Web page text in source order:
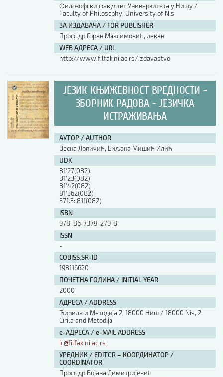
Филозофски факултет Универзитета у Нишу /
Faculty of Philosophy, University of Nis
ЗА ИЗДАВАЧА / FOR PUBLISHER
Проф. др Горан Максимовић, декан
WEB АДРЕСА / URL
http://www.filfak.ni.ac.rs/izdavastvo
ЈЕЗИК КЊИЖЕВНОСТ ВРЕДНОСТИ -
ЗБОРНИК РАДОВА - ЈЕЗИЧКА
ИСТРАЖИВАЊА
АУТОР / AUTHOR
Весна Лопичић, Биљана Мишић Илић
UDK
81'27(082)
81'23(082)
81'42(082)
81'362(082)
371.3::811(082)
ISBN
978-86-7379-279-8
ISSN
-
COBISS.SR-ID
198116620
ПОЧЕТНА ГОДИНА / INITIAL YEAR
2000
АДРЕСА / ADDRESS
Ћирила и Методија 2, 18000 Ниш / 18000 Nis, 2
Cirila and Metodija
е-АДРЕСА / e-MAIL ADDRESS
ic@filfak.ni.ac.rs
УРЕДНИК / EDITOR – КООРДИНАТОР /
COORDINATOR
Проф. др Бојана Димитријевић